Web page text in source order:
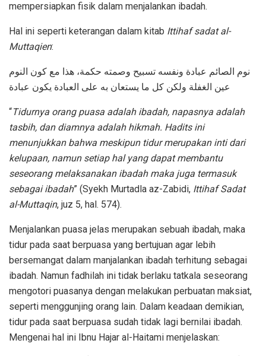
mempersiapkan fisik dalam menjalankan ibadah.
Hal ini seperti keterangan dalam kitab Ittihaf sadat al-
Muttaqien:
نوم الصائم عبادة ونفسه تسبيح وصمته حكمة، هذا مع كون النوم
عين الغفلة ولكن كل ما يستعان به على العبادة يكون عبادة
“Tidurnya orang puasa adalah ibadah, napasnya adalah
tasbih, dan diamnya adalah hikmah. Hadits ini
menunjukkan bahwa meskipun tidur merupakan inti dari
kelupaan, namun setiap hal yang dapat membantu
seseorang melaksanakan ibadah maka juga termasuk
sebagai ibadah” (Syekh Murtadla az-Zabidi, Ittihaf Sadat
al-Muttaqin, juz 5, hal. 574).
Menjalankan puasa jelas merupakan sebuah ibadah, maka
tidur pada saat berpuasa yang bertujuan agar lebih
bersemangat dalam manjalankan ibadah terhitung sebagai
ibadah. Namun fadhilah ini tidak berlaku tatkala seseorang
mengotori puasanya dengan melakukan perbuatan maksiat,
seperti menggunjing orang lain. Dalam keadaan demikian,
tidur pada saat berpuasa sudah tidak lagi bernilai ibadah.
Mengenai hal ini Ibnu Hajar al-Haitami menjelaskan: